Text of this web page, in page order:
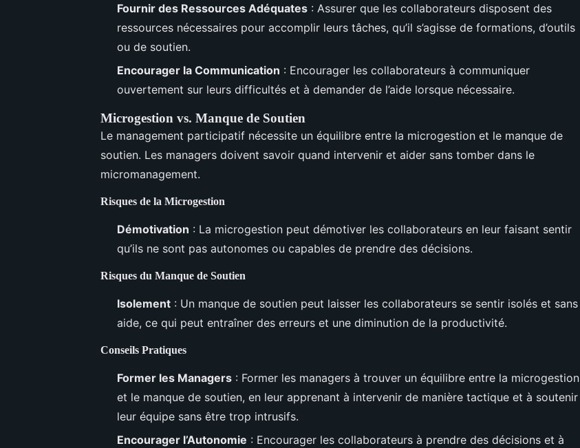
Fournir des Ressources Adéquates : Assurer que les collaborateurs disposent des
ressources nécessaires pour accomplir leurs tâches, qu’il s’agisse de formations, d’outils
ou de soutien.
Encourager la Communication : Encourager les collaborateurs à communiquer
ouvertement sur leurs difficultés et à demander de l’aide lorsque nécessaire.
Microgestion vs. Manque de Soutien
Le management participatif nécessite un équilibre entre la microgestion et le manque de
soutien. Les managers doivent savoir quand intervenir et aider sans tomber dans le
micromanagement.
Risques de la Microgestion
Démotivation : La microgestion peut démotiver les collaborateurs en leur faisant sentir
qu’ils ne sont pas autonomes ou capables de prendre des décisions.
Risques du Manque de Soutien
Isolement : Un manque de soutien peut laisser les collaborateurs se sentir isolés et sans
aide, ce qui peut entraîner des erreurs et une diminution de la productivité.
Conseils Pratiques
Former les Managers : Former les managers à trouver un équilibre entre la microgestion
et le manque de soutien, en leur apprenant à intervenir de manière tactique et à soutenir
leur équipe sans être trop intrusifs.
Encourager l’Autonomie : Encourager les collaborateurs à prendre des décisions et à